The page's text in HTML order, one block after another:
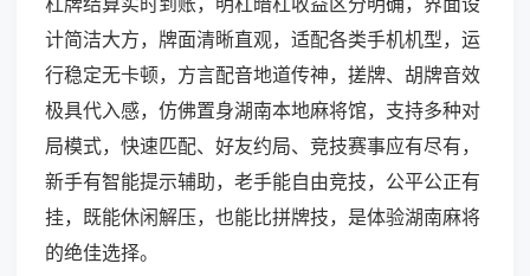
计简洁大方，牌面清晰直观，适配各类手机机型，运
行稳定无卡顿，方言配音地道传神，搓牌、胡牌音效
极具代入感，仿佛置身湖南本地麻将馆，支持多种对
局模式，快速匹配、好友约局、竞技赛事应有尽有，
新手有智能提示辅助，老手能自由竞技，公平公正有
挂，既能休闲解压，也能比拼牌技，是体验湖南麻将
的绝佳选择。